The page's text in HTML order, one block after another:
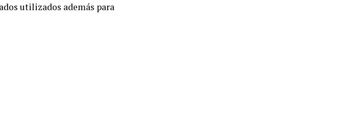
utilizados además para